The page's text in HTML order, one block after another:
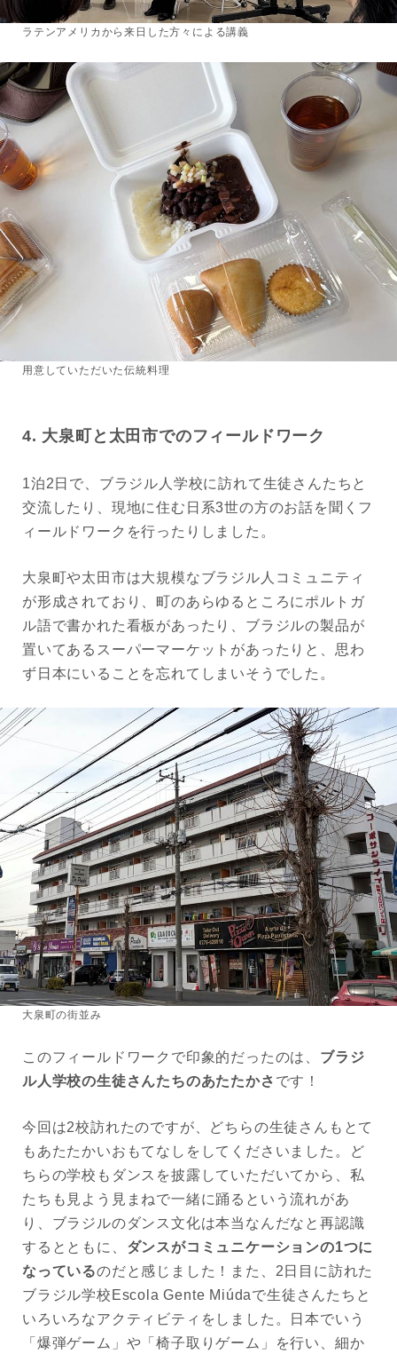
ラテンアメリカから来日した方々による講義
用意していただいた伝統料理
4. 大泉町と太田市でのフィールドワーク
1泊2日で、ブラジル人学校に訪れて生徒さんたちと
交流したり、現地に住む日系3世の方のお話を聞くフ
ィールドワークを行ったりしました。
大泉町や太田市は大規模なブラジル人コミュニティ
が形成されており、町のあらゆるところにポルトガ
ル語で書かれた看板があったり、ブラジルの製品が
置いてあるスーパーマーケットがあったりと、思わ
ず日本にいることを忘れてしまいそうでした。
大泉町の街並み
このフィールドワークで印象的だったのは、 ブラジ
ル人学校の生徒さんたちのあたたかさ です！
今回は2校訪れたのですが、どちらの生徒さんもとて
もあたたかいおもてなしをしてくださいました。ど
ちらの学校もダンスを披露していただいてから、私
たちも見よう見まねで一緒に踊るという流れがあ
り、ブラジルのダンス文化は本当なんだなと再認識
するとともに、 ダンスがコミュニケーションの1つに
なっているのだと感じました！また、2日目に訪れた
ブラジル学校Escola Gente Miúdaで生徒さんたちと
いろいろなアクティビティをしました。日本でいう
「爆弾ゲーム」や「椅子取りゲーム」を行い、細か